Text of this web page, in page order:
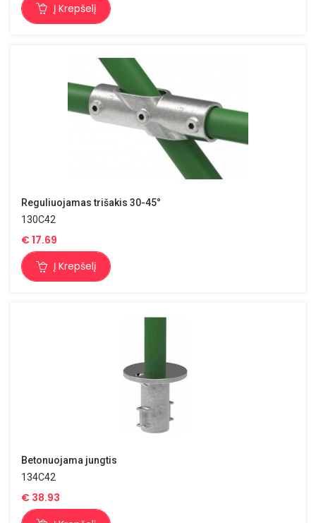
Į Krepšelį
Reguliuojamas trišakis 30-45°
130C42
€17.69
Į Krepšelį
Betonuojama jungtis
134C42
€ 38.93